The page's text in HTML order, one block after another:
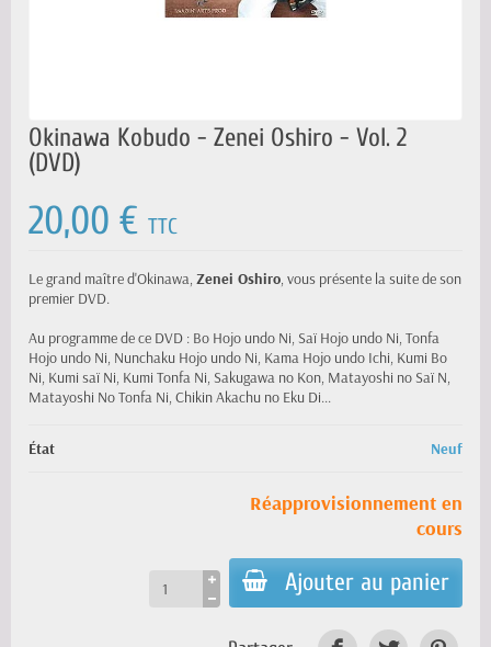
Okinawa Kobudo - Zenei Oshiro - Vol. 2
(DVD)
20,00 € TTC
Le grand maître d'Okinawa, Zenei Oshiro, vous présente la suite de son
premier DVD.
Au programme de ce DVD : Bo Hojo undo Ni, Saï Hojo undo Ni, Tonfa
Hojo undo Ni, Nunchaku Hojo undo Ni, Kama Hojo undo Ichi, Kumi Bo
Ni, Kumi saï Ni, Kumi Tonfa Ni, Sakugawa no Kon, Matayoshi no Saï N,
Matayoshi No Tonfa Ni, Chikin Akachu no Eku Di...
État Neuf
Réapprovisionnement en
cours
Ajouter au panier